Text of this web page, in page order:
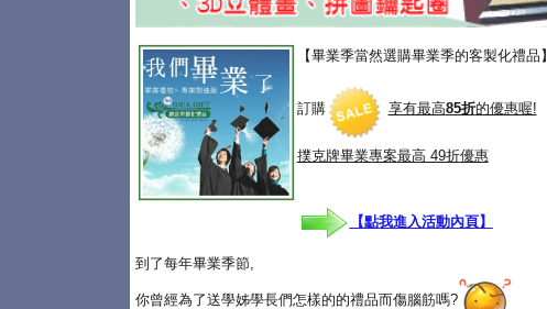
【畢業季當然選購畢業季的客製化禮品】
訂購 享有最高85折的優惠喔!
撲克牌畢業專案最高 49折優惠
【點我進入活動內頁】
到了每年畢業季節,
你曾經為了送學姊學長們怎樣的的禮品而傷腦筋嗎?